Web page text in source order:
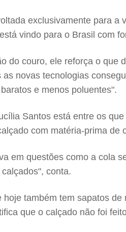
exclusivamente para a
vindo para o Brasil com
do couro, ele reforça o que
as novas tecnologias
e menos poluentes".
Santos está entre os
com matéria-prima de
em questões como a cola
conta.
hoje também tem sapatos
que o calçado não foi